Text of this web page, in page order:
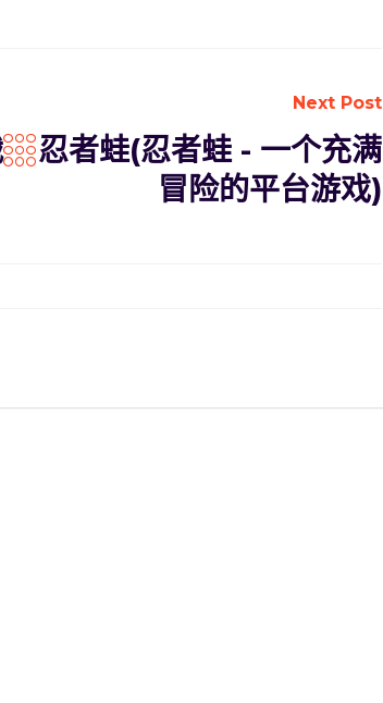
Next Post
忍者蛙(忍者蛙 - 一个充满
冒险的平台游戏)